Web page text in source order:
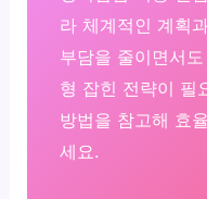
라 체계적인 계획
부담을 줄이면서
형 잡힌 전략이 필
방법을 참고해 효
세요.